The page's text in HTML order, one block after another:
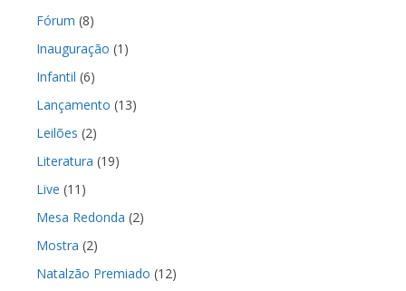
Fórum (8)
Inauguração (1)
Infantil (6)
Lançamento (13)
Leilões (2)
Literatura (19)
Live (11)
Mesa Redonda (2)
Mostra (2)
Natalzão Premiado (12)